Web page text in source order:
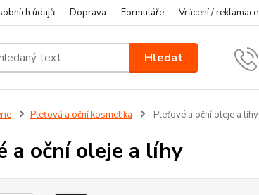
údajů Doprava Formuláře Vrácení / reklamace
Hledat
Pleťová a oční kosmetika Pleťové a oční oleje a líhy
a oční oleje a líhy